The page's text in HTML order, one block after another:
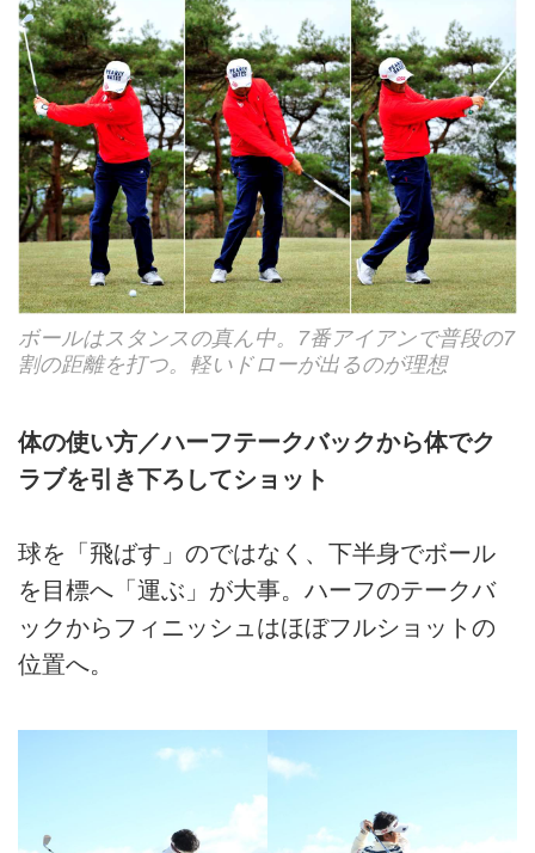
ボールはスタンスの真ん中。7番アイアンで普段の7
割の距離を打つ。軽いドローが出るのが理想
体の使い方／ハーフテークバックから体でク
ラブを引き下ろしてショット
球を「飛ばす」のではなく、下半身でボール
を目標へ「運ぶ」が大事。ハーフのテークバ
ックからフィニッシュはほぼフルショットの
位置へ。